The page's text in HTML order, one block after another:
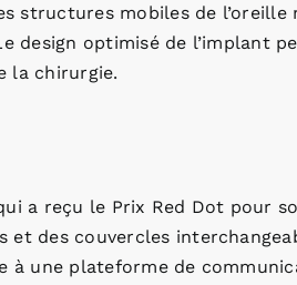
structures mobiles de l’oreille
design optimisé de l’implant
la chirurgie.
a reçu le Prix Red Dot pour
et des couvercles
à une plateforme de